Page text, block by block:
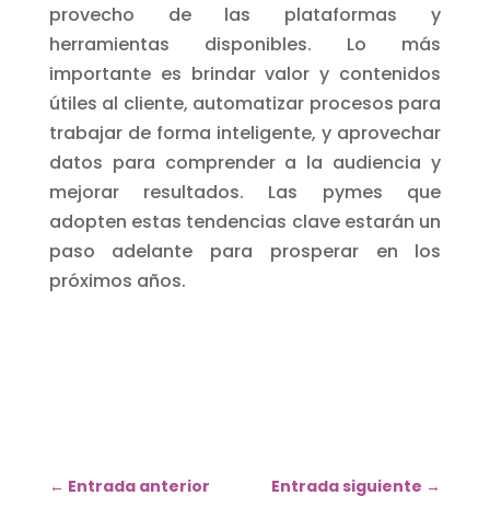
provecho de las plataformas y
herramientas disponibles. Lo más
importante es brindar valor y contenidos
útiles al cliente, automatizar procesos para
trabajar de forma inteligente, y aprovechar
datos para comprender a la audiencia y
mejorar resultados. Las pymes que
adopten estas tendencias clave estarán un
paso adelante para prosperar en los
próximos años.
← Entrada anterior Entrada siguiente →